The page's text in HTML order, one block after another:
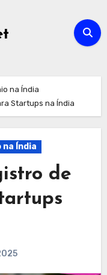
na Índia
Startups na Índia
Índia
de